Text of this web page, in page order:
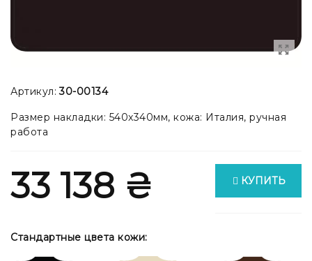
Артикул: 30-00134
Размер накладки: 540x340мм, кожа: Италия, ручная
работа
33 138 ₴ КУПИТЬ
Стандартные цвета кожи: